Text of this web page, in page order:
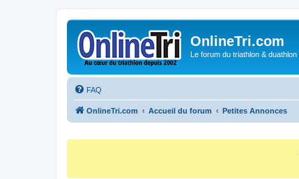
OnlineTri.com
Le forum du triathlon & duathlon
FAQ
OnlineTri.com Accueil du forum Petites Annonces